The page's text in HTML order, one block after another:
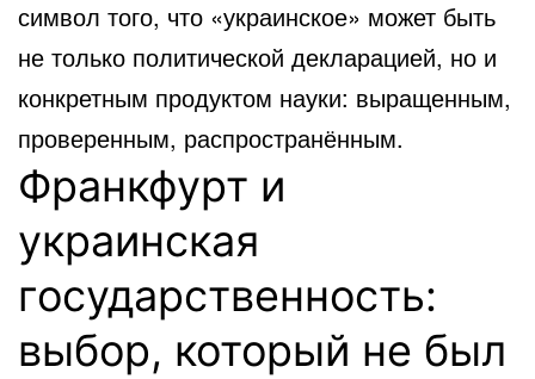
символ того, что «украинское» может быть
не только политической декларацией, но и
конкретным продуктом науки: выращенным,
проверенным, распространённым.
Франкфурт и
украинская
государственность:
выбор, который не был